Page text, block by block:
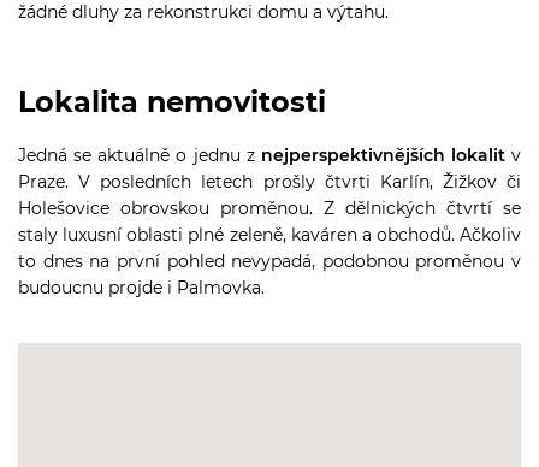
žádné dluhy za rekonstrukci domu a výtahu.
Lokalita nemovitosti
Jedná se aktuálně o jednu z nejperspektivnějších lokalitv
Praze. V posledních letech prošly čtvrti Karlín, Žižkov či
Holešovice obrovskou proměnou. Z dělnických čtvrtí se
staly luxusní oblasti plné zeleně, kaváren a obchodů. Ačkoliv
to dnes na první pohled nevypadá, podobnou proměnou v
budoucnu projde i Palmovka.